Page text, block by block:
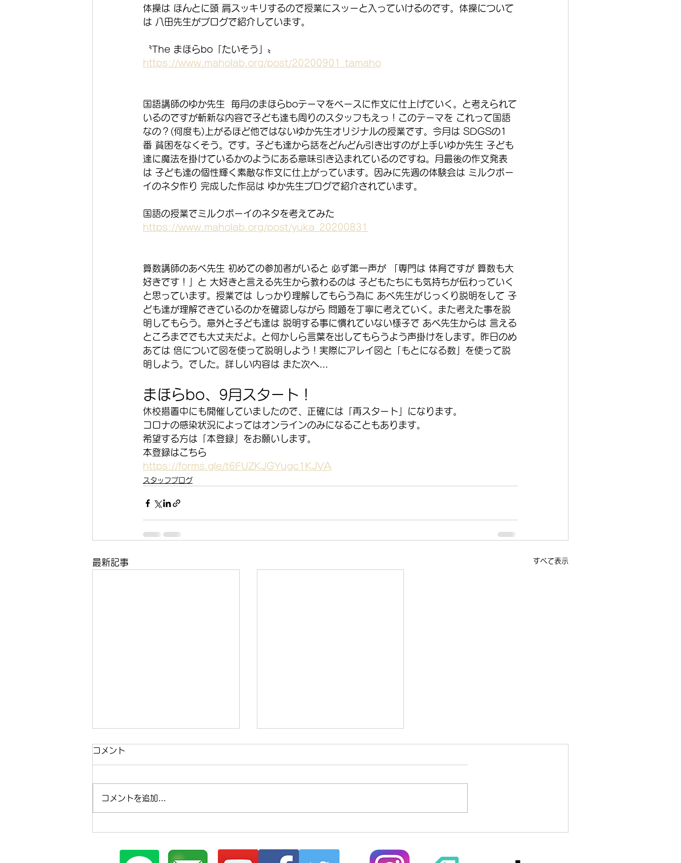
体操は ほんとに頭 肩スッキリするので授業にスッーと入っていけるのです。体操について
は 八田先生がブログで紹介しています。
〝The まほらbo「たいそう」〟
https://www.maholab.org/post/20200901_tamaho
国語講師のゆか先生  毎月のまほらboテーマをベースに作文に仕上げていく。と考えられて
いるのですが斬新な内容で子ども達も周りのスタッフもえっ！このテーマを これって国語
なの？(何度も)上がるほど他ではないゆか先生オリジナルの授業です。今月は SDGSの1
番 貧困をなくそう。です。子ども達から話をどんどん引き出すのが上手いゆか先生 子ども
達に魔法を掛けているかのようにある意味引き込まれているのですね。月最後の作文発表
は 子ども達の個性輝く素敵な作文に仕上がっています。因みに先週の体験会は ミルクボー
イのネタ作り 完成した作品は ゆか先生ブログで紹介されています。
国語の授業でミルクボーイのネタを考えてみた
https://www.maholab.org/post/yuka_20200831
算数講師のあべ先生 初めての参加者がいると 必ず第一声が 「専門は 体育ですが 算数も大
好きです！」と 大好きと言える先生から教わるのは 子どもたちにも気持ちが伝わっていく
と思っています。授業では しっかり理解してもらう為に あべ先生がじっくり説明をして 子
ども達が理解できているのかを確認しながら 問題を丁寧に考えていく。また考えた事を説
明してもらう。意外と子ども達は 説明する事に慣れていない様子で あべ先生からは 言える
ところまででも大丈夫だよ。と何かしら言葉を出してもらうよう声掛けをします。昨日のめ
あては 倍について図を使って説明しよう！実際にアレイ図と「もとになる数」を使って説
明しよう。でした。詳しい内容は また次へ…
まほらbo、9月スタート！
休校措置中にも開催していましたので、正確には「再スタート」になります。
コロナの感染状況によってはオンラインのみになることもあります。
希望する方は「本登録」をお願いします。
本登録はこちら
https://forms.gle/t6FUZKJGYugc1KJVA
スタッフブログ
最新記事 すべて表示
まほらboの2026年8月の予
定【まほらboの催し/行事】
はじめてのまほらbo2026夏
【まほらboの催し/行事】
コメント
コメントを追加…